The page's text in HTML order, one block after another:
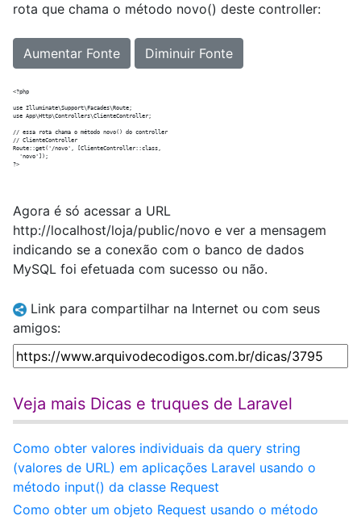
rota que chama o método novo() deste controller:
Aumentar Fonte Diminuir Fonte
<?php
use Illuminate\Support\Facades\Route;
use App\Http\Controllers\ClienteController;
// essa rota chama o método novo() do controller
// ClienteController
Route::get('/novo', [ClienteController::class,
  'novo']);
Agora é só acessar a URL
http://localhost/loja/public/novo e ver a mensagem
indicando se a conexão com o banco de dados
MySQL foi efetuada com sucesso ou não.
Link para compartilhar na Internet ou com seus
amigos:
Veja mais Dicas e truques de Laravel
Como obter valores individuais da query string
(valores de URL) em aplicações Laravel usando o
método input() da classe Request
Como obter um objeto Request usando o método